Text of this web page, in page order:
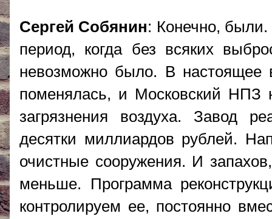
Сергей Собянин: Конечно,
период, когда без всяких
невозможно было. В настоящее
поменялась, и Московский НПЗ
загрязнения воздуха. Завод
десятки миллиардов рублей.
очистные сооружения. И
меньше. Программа
контролируем ее, постоянно